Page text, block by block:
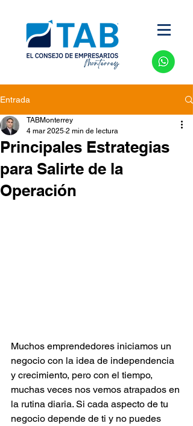
Entrada
Principales Estrategias
para Salirte de la
Operación
TABMonterrey
4 mar 2025 2 min de lectura
Muchos emprendedores iniciamos un
negocio con la idea de independencia
y crecimiento, pero con el tiempo,
muchas veces nos vemos atrapados en
la rutina diaria. Si cada aspecto de tu
negocio depende de ti y no puedes